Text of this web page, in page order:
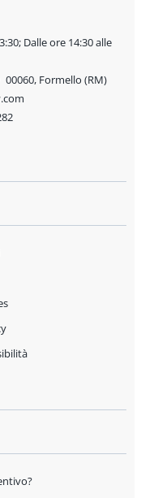
Dalle ore 14:30 alle
Formello (RM)